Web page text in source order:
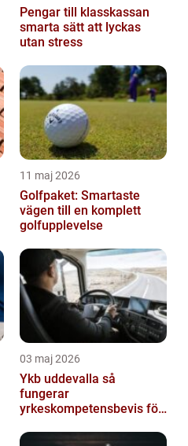
Pengar till klasskassan
smarta sätt att lyckas
utan stress
11 maj 2026
Golfpaket: Smartaste
vägen till en komplett
golfupplevelse
03 maj 2026
Ykb uddevalla så
fungerar
yrkeskompetensbevis för